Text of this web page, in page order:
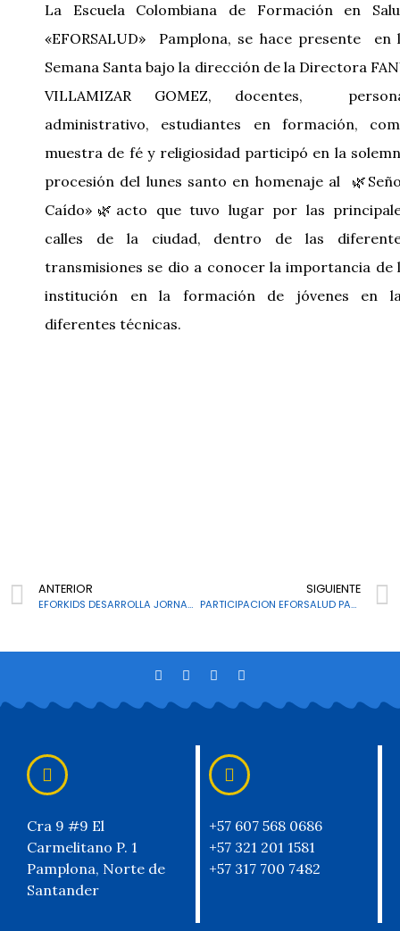
La Escuela Colombiana de Formación en
«EFORSALUD» Pamplona, se hace presente en
Semana Santa bajo la dirección de la Directora
VILLAMIZAR GOMEZ, docentes,
administrativo, estudiantes en formación,
muestra de fé y religiosidad participó en la
procesión del lunes santo en homenaje al
Caído»🌿acto que tuvo lugar por las
calles de la ciudad, dentro de las
transmisiones se dio a conocer la importancia de
institución en la formación de jóvenes en
diferentes técnicas.
ANTERIOR
EFORKIDS DESARROLLA JORNADA LÚDICO- REFLEXIVA “PIJAMADA”
SIGUIENTE
PARTICIPACION EFORSALUD PAMPLONA, PROCESIÓN DELL SEÑOR DE LA HUMILDAD
Cra 9 #9 El
Carmelitano P. 1
Pamplona, Norte de
Santander
+57 607 568 0686
+57 321 201 1581
+57 317 700 7482